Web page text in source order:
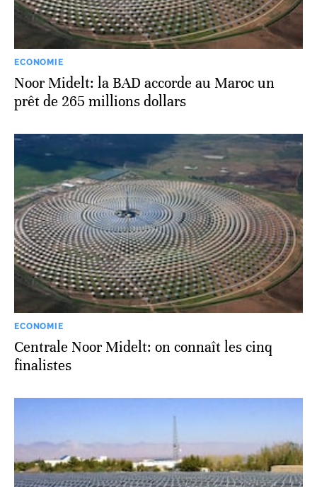
ECONOMIE
Noor Midelt: la BAD accorde au Maroc un
prêt de 265 millions dollars
ECONOMIE
Centrale Noor Midelt: on connaît les cinq
finalistes